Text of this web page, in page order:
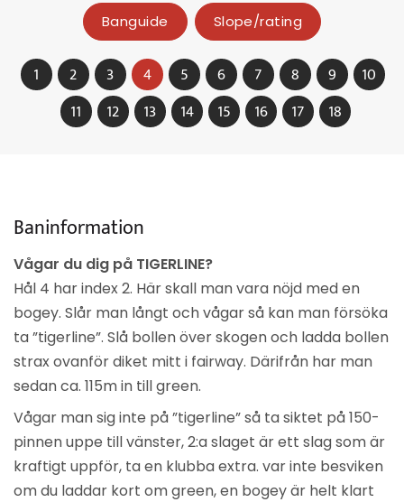
Banguide Slope/rating
1 2 3 4 5 6 7 8 9
10
11
12 13 14 15 16 17 18
Baninformation
Vågar du dig på TIGERLINE?
Hål 4 har index 2. Här skall man vara nöjd med en
bogey. Slår man långt och vågar så kan man försöka
ta ”tigerline”. Slå bollen över skogen och ladda bollen
strax ovanför diket mitt i fairway. Därifrån har man
sedan ca. 115m in till green.
Vågar man sig inte på ”tigerline” så ta siktet på 150-
pinnen uppe till vänster, 2:a slaget är ett slag som är
kraftigt uppför, ta en klubba extra. var inte besviken
om du laddar kort om green, en bogey är helt klart